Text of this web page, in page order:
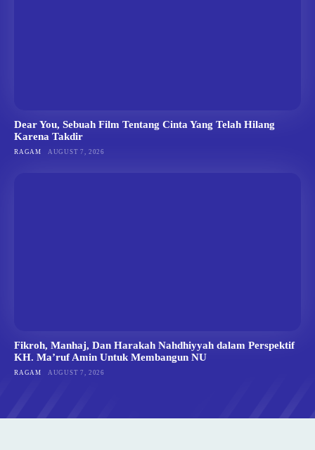
Dear You, Sebuah Film Tentang Cinta Yang Telah Hilang
Karena Takdir
RAGAM AUGUST 7, 2026
Fikroh, Manhaj, Dan Harakah Nahdhiyyah dalam Perspektif
KH. Ma’ruf Amin Untuk Membangun NU
RAGAM AUGUST 7, 2026